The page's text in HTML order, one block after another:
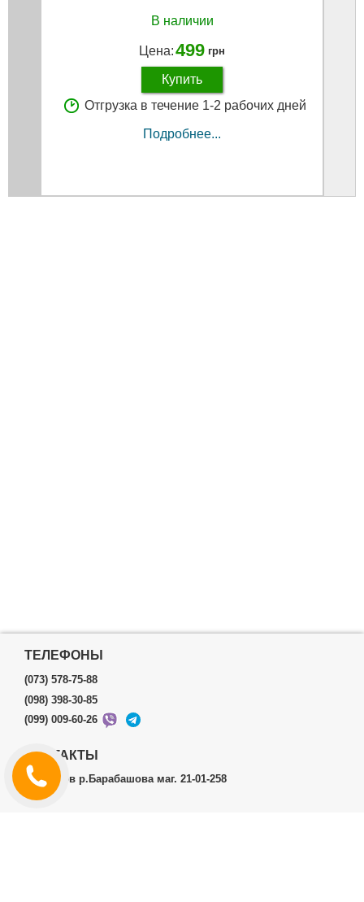
В наличии
Цена:499 грн
Купить
Отгрузка в течение 1-2 рабочих дней
Подробнее...
ТЕЛЕФОНЫ
(073) 578-75-88
(098) 398-30-85
(099) 009-60-26
КОНТАКТЫ
г.Харьков р.Барабашова маг. 21-01-258